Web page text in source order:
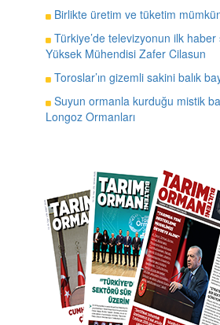
Birlikte üretim ve tüketim
Türkiye’de televizyonun ilk
Yüksek Mühendisi Zafer Cilasun
Toroslar’ın gizemli sakini balık
Suyun ormanla kurduğu mistik
Longoz Ormanları